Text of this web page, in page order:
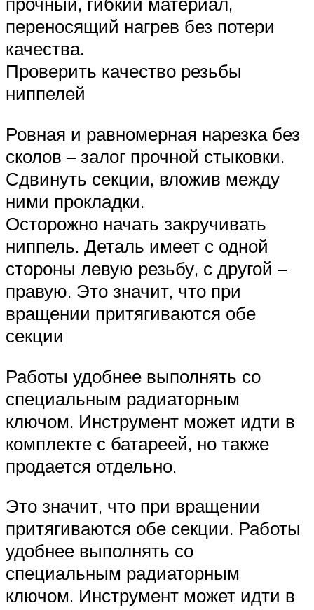
переносящий нагрев без потери
качества.
Проверить качество резьбы
ниппелей
Ровная и равномерная нарезка без
сколов – залог прочной стыковки.
Сдвинуть секции, вложив между
ними прокладки.
Осторожно начать закручивать
ниппель. Деталь имеет с одной
стороны левую резьбу, с другой –
правую. Это значит, что при
вращении притягиваются обе
секции
Работы удобнее выполнять со
специальным радиаторным
ключом. Инструмент может идти в
комплекте с батареей, но также
продается отдельно.
Это значит, что при вращении
притягиваются обе секции. Работы
удобнее выполнять со
специальным радиаторным
ключом. Инструмент может идти в